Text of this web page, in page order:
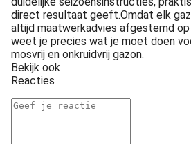
direct resultaat geeft.Omdat elk
altijd maatwerkadvies afgestemd
weet je precies wat je moet doen
mosvrij en onkruidvrij gazon.
Bekijk ook
Reacties